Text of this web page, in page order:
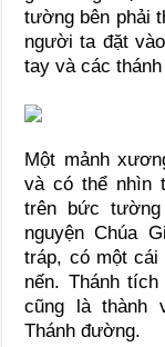
tường bên phải
người ta đặt
tay và các
Một mảnh
và có thể nhìn
trên bức
nguyện Chúa
tráp, có một cái
nến. Thánh
cũng là thành
Thánh đường.